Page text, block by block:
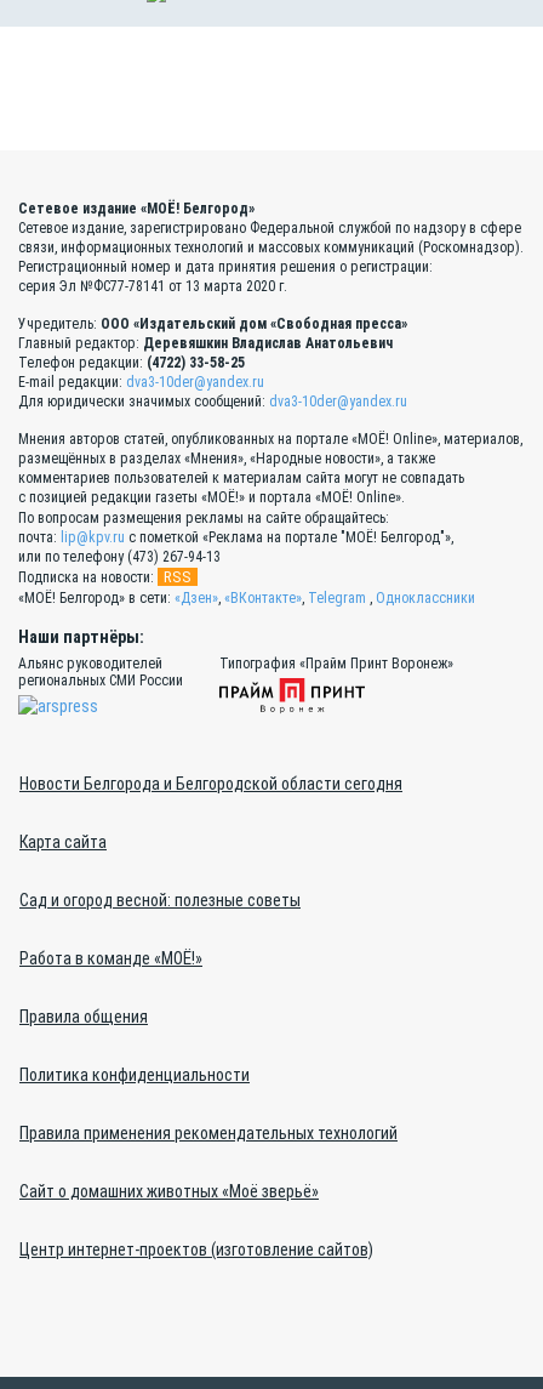
Сетевое издание «МОЁ! Белгород»
Сетевое издание, зарегистрировано Федеральной службой по надзору в сфере
связи, информационных технологий и массовых коммуникаций (Роскомнадзор).
Регистрационный номер и дата принятия решения о регистрации:
серия Эл №ФС77-78141 от 13 марта 2020 г.
Учредитель: ООО «Издательский дом «Свободная пресса»
Главный редактор: Деревяшкин Владислав Анатольевич
Телефон редакции: (4722) 33-58-25
E-mail редакции: dva3-10der@yandex.ru
Для юридически значимых сообщений: dva3-10der@yandex.ru
Мнения авторов статей, опубликованных на портале «МОЁ! Online», материалов,
размещённых в разделах «Мнения», «Народные новости», а также
комментариев пользователей к материалам сайта могут не совпадать
с позицией редакции газеты «МОЁ!» и портала «МОЁ! Online».
По вопросам размещения рекламы на сайте обращайтесь:
почта: lip@kpv.ru с пометкой «Реклама на портале "МОЁ! Белгород"»,
или по телефону (473) 267-94-13
Подписка на новости:
RSS
«МОЁ! Белгород» в сети: «Дзен», «ВКонтакте», Telegram , Одноклассники
Наши партнёры:
Альянс руководителей
региональных СМИ России
Типография «Прайм Принт Воронеж»
Новости Белгорода и Белгородской области сегодня
Карта сайта
Сад и огород весной: полезные советы
Работа в команде «МОЁ!»
Правила общения
Политика конфиденциальности
Правила применения рекомендательных технологий
Сайт о домашних животных «Моё зверьё»
Центр интернет-проектов (изготовление сайтов)